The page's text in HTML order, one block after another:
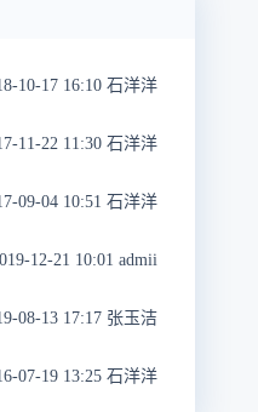
10-17 16:10 石洋洋
11-22 11:30 石洋洋
09-04 10:51 石洋洋
12-21 10:01 admii
08-13 17:17 张玉洁
07-19 13:25 石洋洋